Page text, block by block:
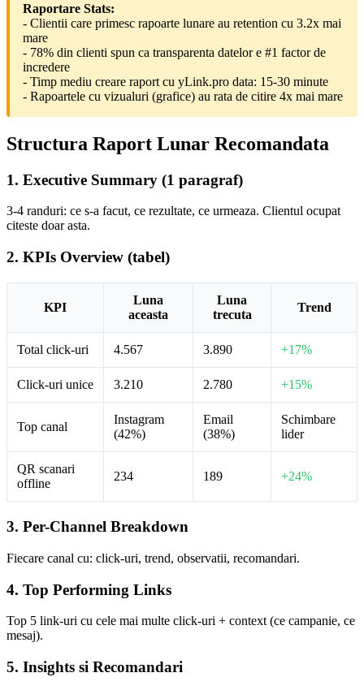
Raportare Stats:
- Clientii care primesc rapoarte lunare au retention cu 3.2x mai
mare
- 78% din clienti spun ca transparenta datelor e #1 factor de
incredere
- Timp mediu creare raport cu yLink.pro data: 15-30 minute
- Rapoartele cu vizualuri (grafice) au rata de citire 4x mai mare
Structura Raport Lunar Recomandata
1. Executive Summary (1 paragraf)
3-4 randuri: ce s-a facut, ce rezultate, ce urmeaza. Clientul ocupat
citeste doar asta.
2. KPIs Overview (tabel)
KPI
Luna
aceasta
Luna
trecuta
Trend
Total click-uri 4.567 3.890 +17%
Click-uri unice 3.210 2.780 +15%
Top canal
Instagram
(42%)
Email
(38%)
Schimbare
lider
QR scanari
offline
234 189 +24%
3. Per-Channel Breakdown
Fiecare canal cu: click-uri, trend, observatii, recomandari.
4. Top Performing Links
Top 5 link-uri cu cele mai multe click-uri + context (ce campanie, ce
mesaj).
5. Insights si Recomandari